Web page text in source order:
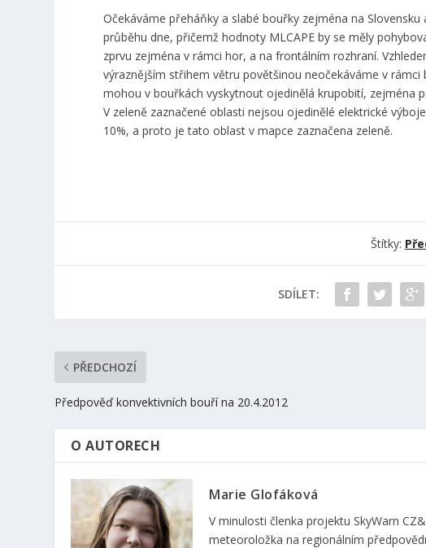
Očekáváme přeháňky a slabé bouřky zejména na
průběhu dne, přičemž hodnoty MLCAPE by se měly
zprvu zejména v rámci hor, a na frontálním rozhraní.
výraznějším střihem větru povětšinou neočekáváme v
mohou v bouřkách vyskytnout ojedinělá krupobití, zejména
V zeleně zaznačené oblasti nejsou ojedinělé elektrické
10%, a proto je tato oblast v mapce zaznačena zeleně.
Štítky:
SDÍLET:
PŘEDCHOZÍ
Předpověď konvektivních bouří na 20.4.2012
O AUTORECH
Marie Glofáková
V minulosti členka projektu SkyWarn
meteoroložka na regionálním